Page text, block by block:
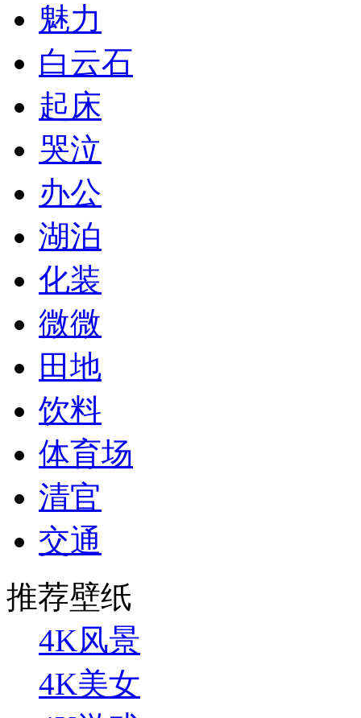
魅力
白云石
起床
哭泣
办公
湖泊
化装
微微
田地
饮料
体育场
清官
交通
推荐壁纸
4K风景
4K美女